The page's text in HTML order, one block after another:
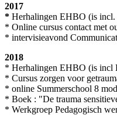
2017
* Herhalingen EHBO (is
* Online cursus contact met
* intervisieavond
2018
* Herhalingen EHBO (is incl
* Cursus zorgen voor
* online Summerschool 8
* Boek : "De trauma
* Werkgroep Pedagogisch